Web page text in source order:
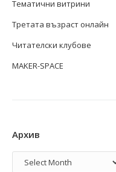
Тематични витрини
Третата възраст онлайн
Читателски клубове
MAKER-SPACE
Архив
Архив